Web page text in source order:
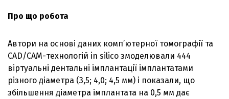
Про що робота
Автори на основі даних комп’ютерної томографії та
CAD/CAM-технологій in silico змоделювали 444
віртуальні дентальні імплантації імплантатами
різного діаметра (3,5; 4,0; 4,5 мм) і показали, що
збільшення діаметра імплантата на 0,5 мм дає